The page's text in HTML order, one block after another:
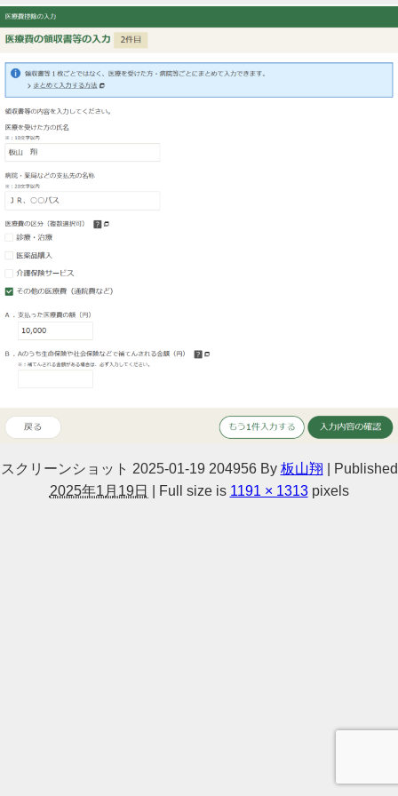
スクリーンショット 2025-01-19 204956 By 板山翔
Published
2025年1月19日
Full size is 1191 × 1313pixels